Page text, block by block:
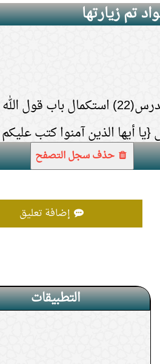
تم زيارتها
{يا أيها الذين آمنوا كتب عليكم
حذف سجل التصفح
إضافة تعليق
التطبيقات